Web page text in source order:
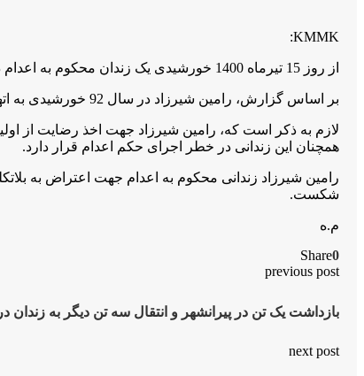
KMMK:
از روز 15 تیرماە 1400 خورشیدی یک زندان محکوم بە اعدام در زندان جمهوری اسلامی ایران واقع در اورمیە بە نام “رامین شیرزاد” دست بە اعتصاب غذا زدە است.
بر اساس گزارش، رامین شیرزاد در سال 92 خورشیدی بە اتهام قتل عمد بە اعدام محکوم و پس از گذشت 7 سال و 9 ماە همچنان در بلاتکلیفی بە سر میبرد.
همچنان این زندانی در خطر اجرای حکم اعدام قرار دارد.
رامین شیرزاد زندانی محکوم بە اعدام جهت اعتراض بە
شکست.
م.ە
Share0
previous post
بازداشت یک تن در پیرانشهر و انتقال سه تن دیگر به زندان
next post